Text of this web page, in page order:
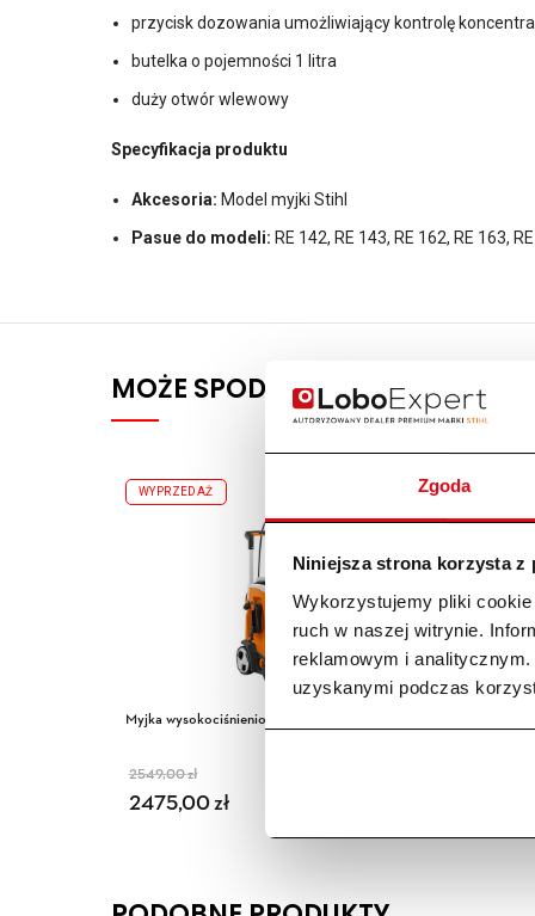
Zgoda
Niniejsza strona korzysta z
Wykorzystujemy pliki
ruch w naszej witrynie.
reklamowym i
uzyskanymi podczas
przycisk dozowania umożliwiający kontrolę
butelka o pojemności 1 litra
duży otwór wlewowy
Specyfikacja produktu
Akcesoria: Model myjki Stihl
Pasue do modeli: RE 142, RE 143, RE 162, RE 163,
MOŻE SPODOBA SIĘ RÓWNIEŻ…
WYPRZEDAŻ
Myjka wysokociśnieniowa RE 150 STIHL
2549,00zł
Pierwotna cena wynosiła: 2549,00 zł.
2475,00zł
Aktualna cena wynosi: 2475,00 zł.